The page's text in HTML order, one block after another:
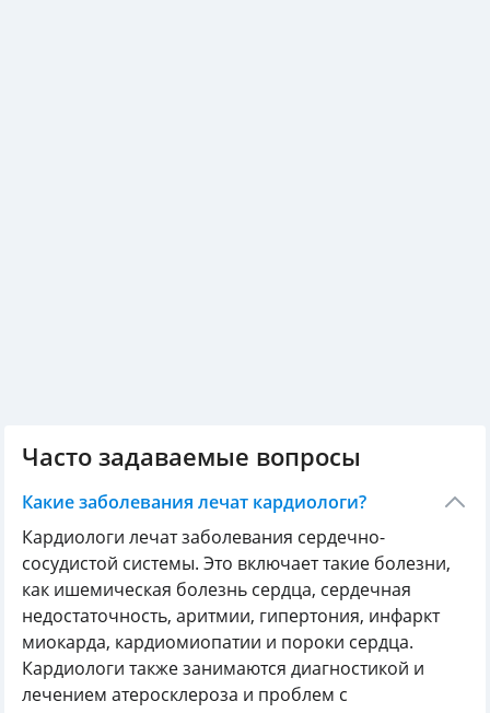
Часто задаваемые вопросы
Какие заболевания лечат кардиологи?
Кардиологи лечат заболевания сердечно-
сосудистой системы. Это включает такие болезни,
как ишемическая болезнь сердца, сердечная
недостаточность, аритмии, гипертония, инфаркт
миокарда, кардиомиопатии и пороки сердца.
Кардиологи также занимаются диагностикой и
лечением атеросклероза и проблем с